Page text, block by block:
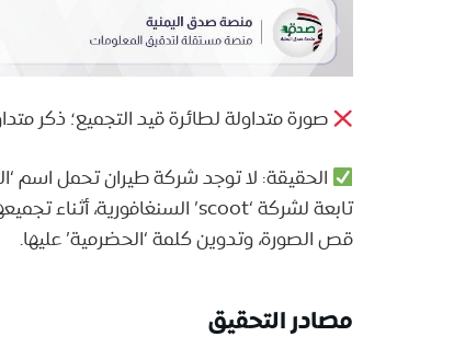
صورة متداولة لطائرة قيد التجميع؛ ذكر
الحقيقة: لا توجد شركة طيران تحمل اسم
قص الصورة، وتدوين كلمة ‘الحضرمية’ عليها.
مصادر التحقيق